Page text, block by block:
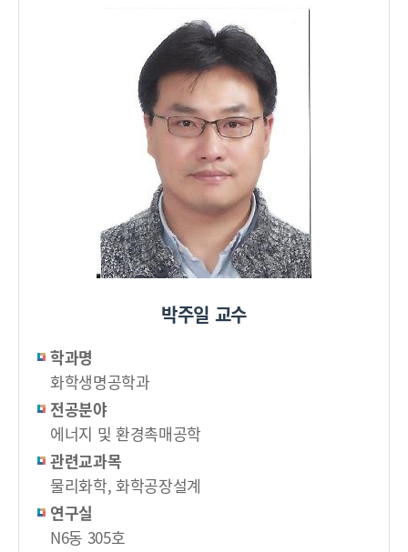
박주일 교수
학과명
화학생명공학과
전공분야
에너지 및 환경촉매공학
관련교과목
물리화학, 화학공장설계
연구실
N6동 305호